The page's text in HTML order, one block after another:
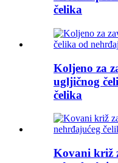
čelika
Koljeno za
ugljičnog
čelika
Kovani križ